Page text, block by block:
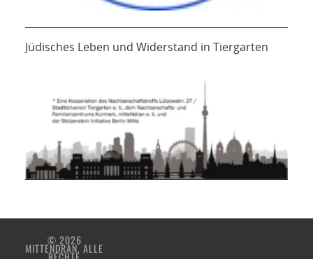
Jüdisches Leben und Widerstand in Tiergarten
© 2026
MITTENDRAN. ALLE